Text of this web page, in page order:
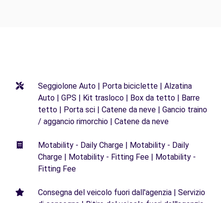
Seggiolone Auto | Porta biciclette | Alzatina
Auto | GPS | Kit trasloco | Box da tetto | Barre
tetto | Porta sci | Catene da neve | Gancio traino
/ aggancio rimorchio | Catene da neve
Motability - Daily Charge | Motability - Daily
Charge | Motability - Fitting Fee | Motability -
Fitting Fee
Consegna del veicolo fuori dall'agenzia | Servizio